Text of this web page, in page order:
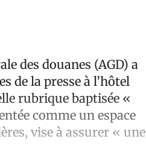
des douanes (AGD) a
de la presse à l’hôtel
rubrique baptisée «
comme un espace
vise à assurer « une